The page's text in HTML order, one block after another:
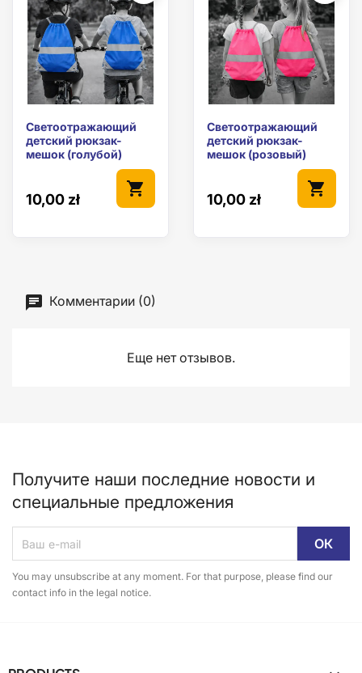
Светоотражающий
детский рюкзак-
мешок (голубой)
10,00 zł
shopping_cart
Светоотражающий
детский рюкзак-
мешок (розовый)
10,00 zł
shopping_cart
Комментарии (0)
Еще нет отзывов.
Получите наши последние новости и
специальные предложения
You may unsubscribe at any moment. For that purpose, please find our
contact info in the legal notice.